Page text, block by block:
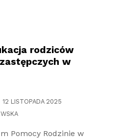
rodziców
w
12 LISTOPADA 2025
Pomocy Rodzinie w